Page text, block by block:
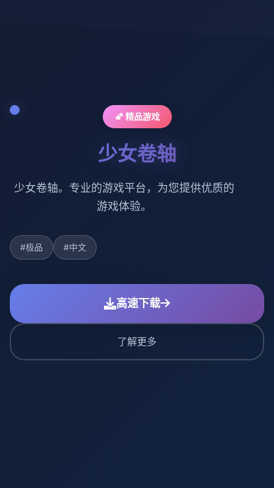
🌠 精品游戏
少女卷轴
少女卷轴。专业的游戏平台，为您提供优质的
游戏体验。
#极品 #中文
高速下载
了解更多